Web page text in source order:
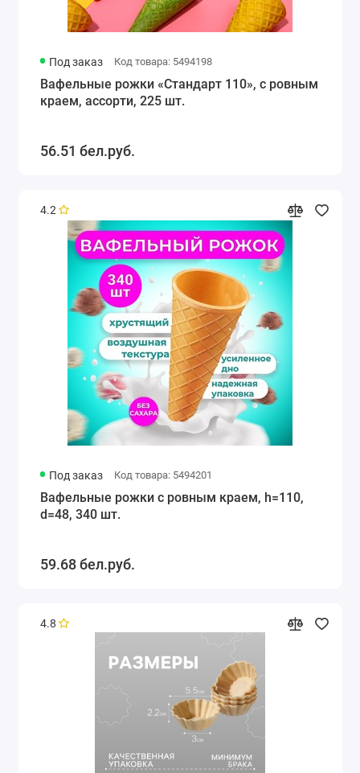
Под заказ Код товара: 5494198
Вафельные рожки «Стандарт 110», с ровным
краем, ассорти, 225 шт.
56.51 бел.руб.
4.2
Под заказ Код товара: 5494201
Вафельные рожки с ровным краем, h=110,
d=48, 340 шт.
59.68 бел.руб.
4.8